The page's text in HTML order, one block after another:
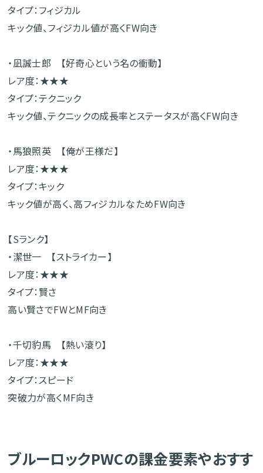
タイプ：フィジカル
キック値、フィジカル値が高くFW向き
・凪誠士郎 【好奇心という名の衝動】
レア度：★★★
タイプ：テクニック
キック値、テクニックの成長率とステータスが高くFW向き
・馬狼照英 【俺が王様だ】
レア度：★★★
タイプ：キック
キック値が高く、高フィジカルなためFW向き
【Sランク】
・潔世一 【ストライカー】
レア度：★★★
タイプ：賢さ
高い賢さでFWとMF向き
・千切豹馬 【熱い滾り】
レア度：★★★
タイプ：スピード
突破力が高くMF向き
ブルーロックPWCの課金要素やおすす